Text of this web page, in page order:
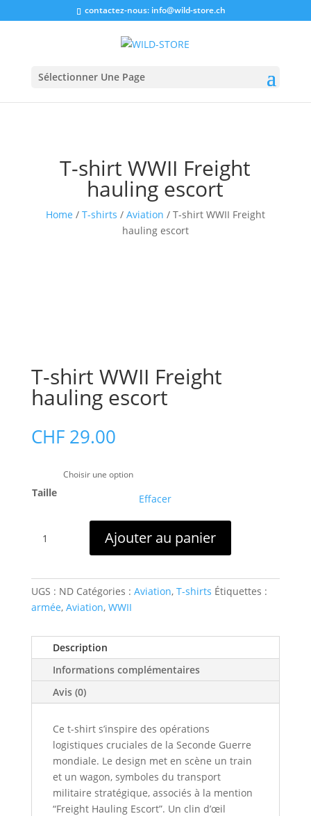
contactez-nous: info@wild-store.ch
Sélectionner Une Page
T-shirt WWII Freight
hauling escort
Home / T-shirts / Aviation / T-shirt WWII Freight
hauling escort
T-shirt WWII Freight
hauling escort
CHF29.00
Taille Effacer
WWII
Freight
escort
Ajouter au panier
UGS : ND Catégories : Aviation, T-shirts Étiquettes :
armée, Aviation, WWII
Description
Informations complémentaires
Avis (0)
Ce t-shirt s’inspire des opérations
logistiques cruciales de la Seconde Guerre
mondiale. Le design met en scène un train
et un wagon, symboles du transport
militaire stratégique, associés à la mention
“Freight Hauling Escort”. Un clin d’œil